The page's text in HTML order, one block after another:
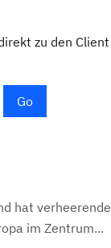
zu den Client
Go
hat verheerende
im Zentrum...